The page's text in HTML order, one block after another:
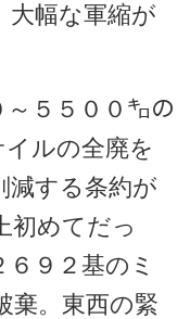
大幅な軍縮が
５５００㌔の
ルの全廃を
減する条約が
初めてだっ
９２基のミ
棄。東西の緊